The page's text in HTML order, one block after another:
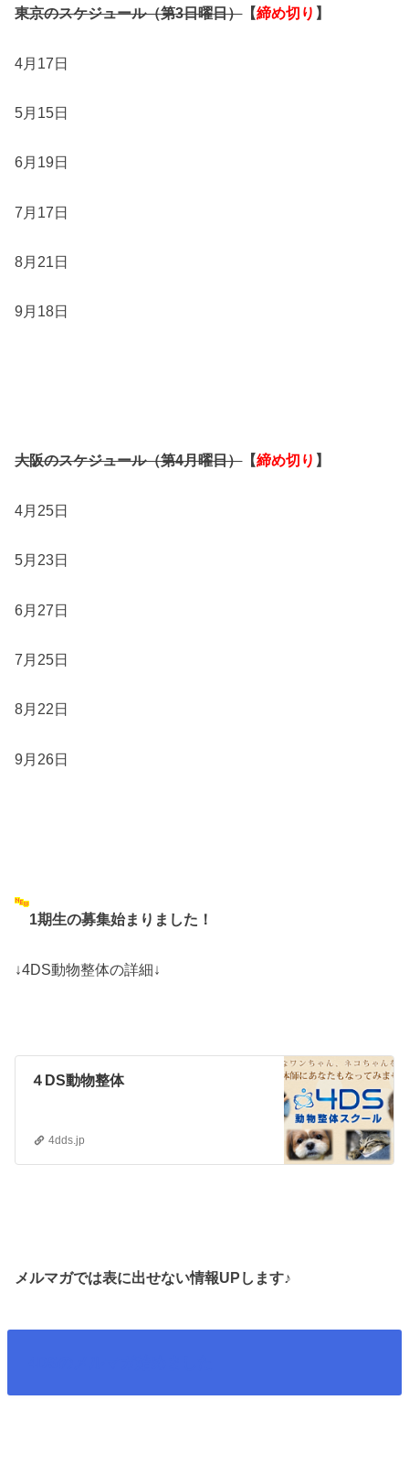
東京のスケジュール（第3日曜日）【締め切り 】
4月17日
5月15日
6月19日
7月17日
8月21日
9月18日
大阪のスケジュール（第4月曜日）【締め切り 】
4月25日
5月23日
6月27日
7月25日
8月22日
9月26日
1期生の募集始まりました！
↓4DS動物整体の詳細↓
４DS動物整体
4dds.jp
メルマガでは表に出せない情報UPします♪